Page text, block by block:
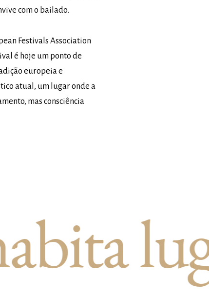
com o bailado.
Festivals Association
é hoje um ponto de
europeia e
atual, um lugar onde a
mas consciência